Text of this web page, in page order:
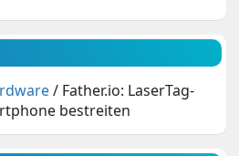
/ Father.io: LaserTag-
bestreiten